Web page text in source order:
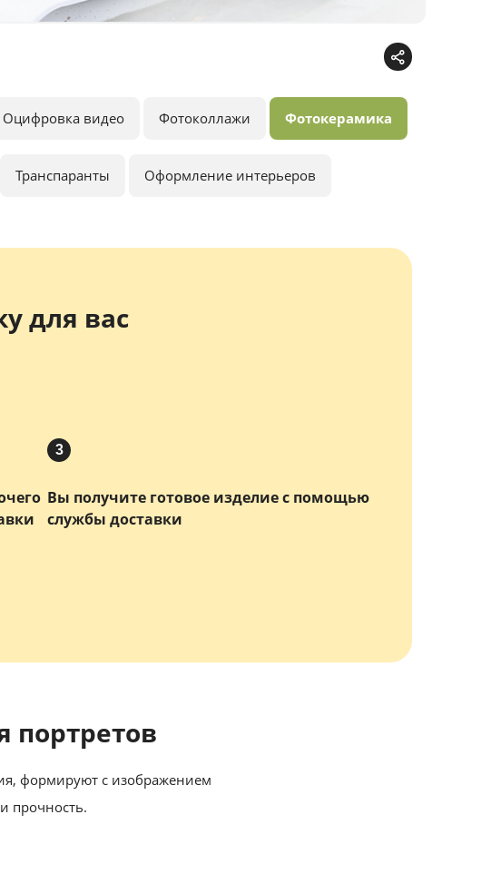
Оцифровка видео Фотоколлажи Фотокерамика
Транспаранты Оформление интерьеров
для вас
3
Вы получите готовое изделие с помощью
службы доставки
портретов
формируют с изображением
прочность.